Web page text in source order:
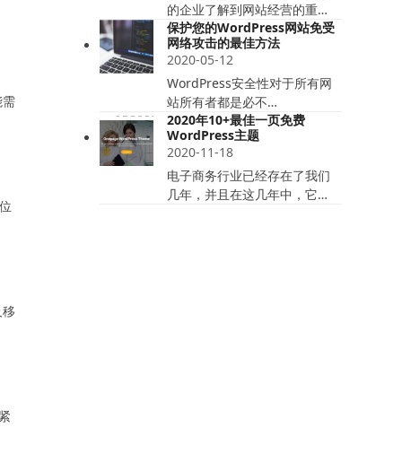
的企业了解到网站经营的重…
保护您的WordPress网站免受
网络攻击的最佳方法
2020-05-12
WordPress安全性对于所有网
站所有者都是必不…
2020年10+最佳一页免费
WordPress主题
2020-11-18
电子商务行业已经存在了我们
几年，并且在这几年中，它…